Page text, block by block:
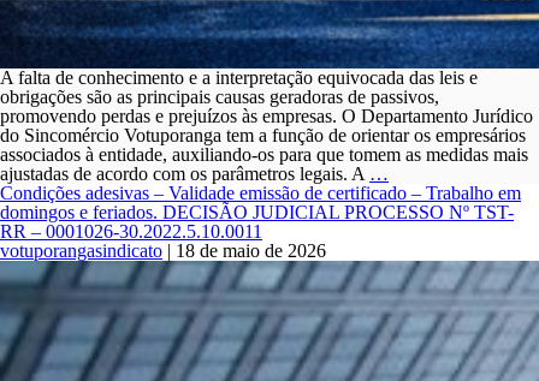
A falta de conhecimento e a interpretação equivocada das leis e
obrigações são as principais causas geradoras de passivos,
promovendo perdas e prejuízos às empresas. O Departamento Jurídico
do Sincomércio Votuporanga tem a função de orientar os empresários
associados à entidade, auxiliando-os para que tomem as medidas mais
ajustadas de acordo com os parâmetros legais. A …
JURIDICA
GRATUITA
Condições adesivas – Validade emissão de certificado – Trabalho em
domingos e feriados. DECISÃO JUDICIAL PROCESSO Nº TST-
RR – 0001026-30.2022.5.10.0011
votuporangasindicato | 18 de maio de 2026